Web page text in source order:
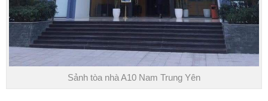
Sảnh tòa nhà A10 Nam Trung Yên